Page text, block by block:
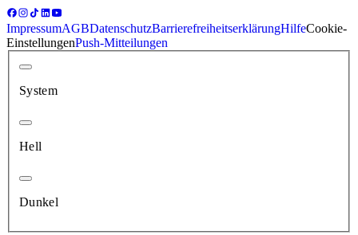
ImpressumAGBDatenschutzBarrierefreiheitserklärungHilfeCookie-
EinstellungenPush-Mitteilungen
System
Hell
Dunkel